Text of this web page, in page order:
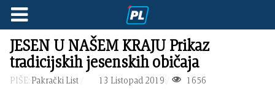
JESEN U NAŠEM KRAJU Prikaz
tradicijskih jesenskih običaja
PIŠE: Pakrački List 13 Listopad 2019 1656